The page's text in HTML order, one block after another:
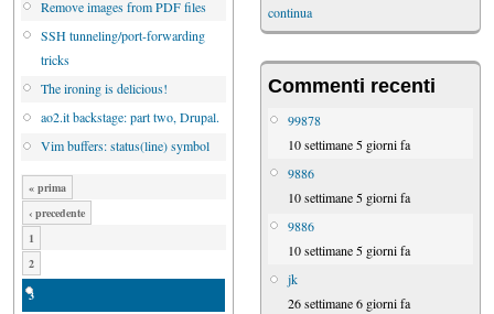
Remove images from PDF files
SSH tunneling/port-forwarding
tricks
The ironing is delicious!
ao2.it backstage: part two, Drupal.
Vim buffers: status(line) symbol
« prima
‹ precedente
1
2
3
continua
Commenti recenti
99878
10 settimane 5 giorni fa
9886
10 settimane 5 giorni fa
9886
10 settimane 5 giorni fa
jk
26 settimane 6 giorni fa